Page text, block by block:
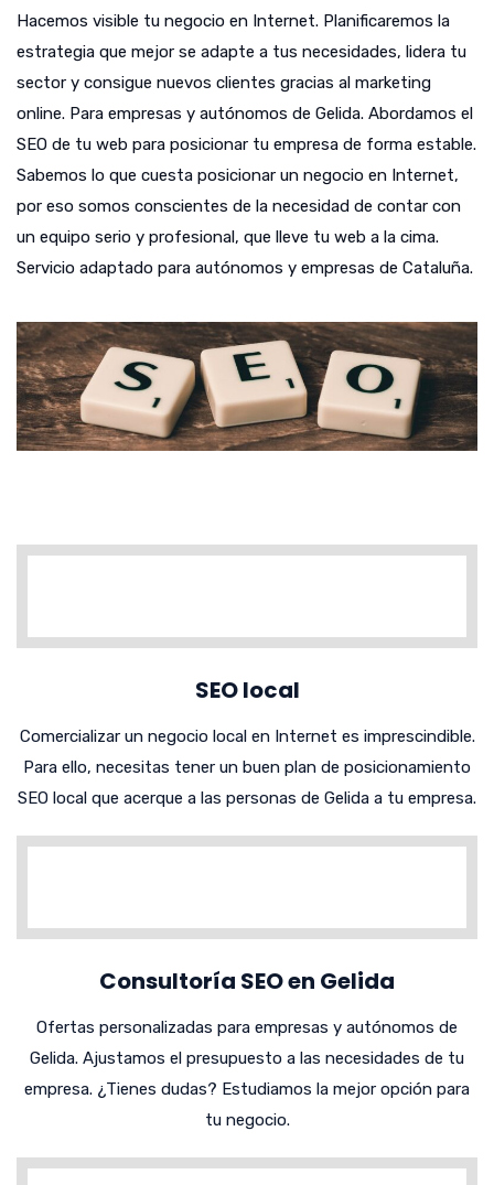
Hacemos visible tu negocio en Internet. Planificaremos la
estrategia que mejor se adapte a tus necesidades, lidera tu
sector y consigue nuevos clientes gracias al marketing
online. Para empresas y autónomos de Gelida. Abordamos el
SEO de tu web para posicionar tu empresa de forma estable.
Sabemos lo que cuesta posicionar un negocio en Internet,
por eso somos conscientes de la necesidad de contar con
un equipo serio y profesional, que lleve tu web a la cima.
Servicio adaptado para autónomos y empresas de Cataluña.
SEO local
Comercializar un negocio local en Internet es imprescindible.
Para ello, necesitas tener un buen plan de posicionamiento
SEO local que acerque a las personas de Gelida a tu empresa.
Consultoría SEO en Gelida
Ofertas personalizadas para empresas y autónomos de
Gelida. Ajustamos el presupuesto a las necesidades de tu
empresa. ¿Tienes dudas? Estudiamos la mejor opción para
tu negocio.